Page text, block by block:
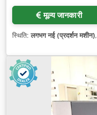
मूल्य जानकारी
स्थिति:लगभग नई (प्रदर्शन मशीन),